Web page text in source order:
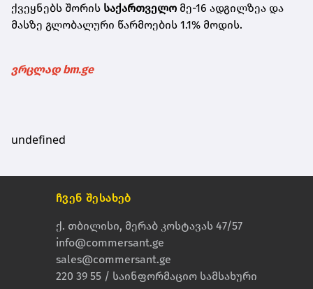
ქვეყნებს შორის საქართველო მე-16 ადგილზეა და
მასზე გლობალური წარმოების 1.1% მოდის.
ვრცლად bm.ge
undefined
ჩვენ შესახებ
ქ. თბილისი, მერაბ კოსტავას 47/57
info@commersant.ge
sales@commersant.ge
220 39 55 / საინფორმაციო სამსახური